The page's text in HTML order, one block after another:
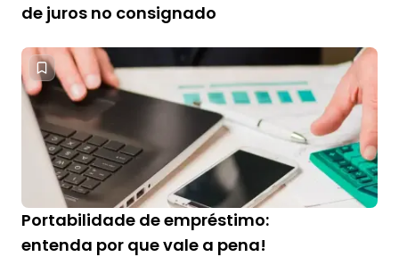
de juros no consignado
Portabilidade de empréstimo:
entenda por que vale a pena!